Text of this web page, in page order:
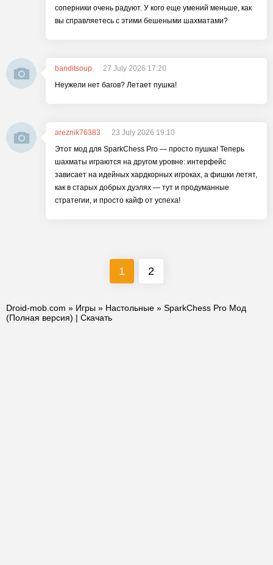
соперники очень радуют. У кого еще умений меньше, как
вы справляетесь с этими бешеными шахматами?
banditsoup
27 July 2026 17:20
Неужели нет багов? Летает пушка!
areznik76383
23 July 2026 19:10
Этот мод для SparkChess Pro — просто пушка! Теперь
шахматы играются на другом уровне: интерфейс
зависает на идейных хардкорных игроках, а фишки летят,
как в старых добрых дуэлях — тут и продуманные
стратегии, и просто кайф от успеха!
1 2
Droid-mob.com » Игры » Настольные » SparkChess Pro Мод
(Полная версия) | Скачать